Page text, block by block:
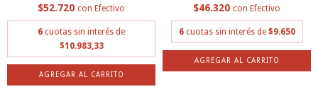
$52.720 con Efectivo
6 cuotas sin interés de
$10.983,33
AGREGAR AL CARRITO
$46.320 con Efectivo
6 cuotas sin interés de $9.650
AGREGAR AL CARRITO